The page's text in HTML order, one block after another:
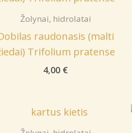
Žolynai, hidrolatai
raudonasis (malti
Trifolium pratense
4,00 €